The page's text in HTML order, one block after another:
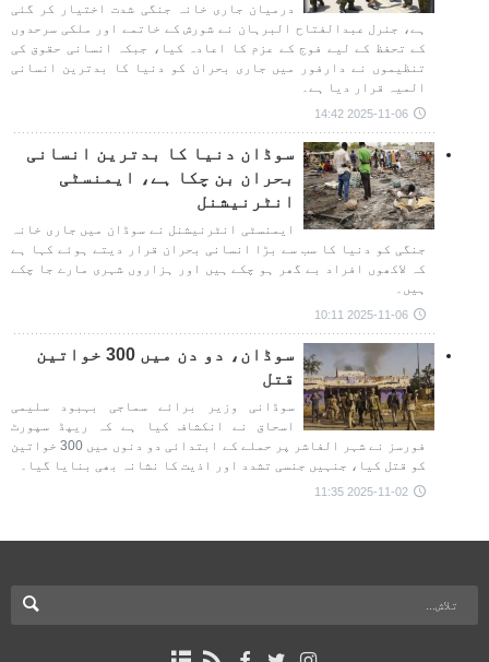
درمیان جاری خانہ جنگی شدت اختیار کر گئی
ہے، جنرل عبدالفتاح البرہان نے شورش کے خاتمے اور ملکی سرحدوں
کے تحفظ کے لیے فوج کے عزم کا اعادہ کیا، جبکہ انسانی حقوق کی
تنظیموں نے دارفور میں جاری بحران کو دنیا کا بدترین انسانی
المیہ قرار دیا ہے۔
2025-11-06 14:42
سوڈان دنیا کا بدترین انسانی
بحران بن چکا ہے، ایمنسٹی
انٹرنیشنل
ایمنسٹی انٹرنیشنل نے سوڈان میں جاری خانہ
جنگی کو دنیا کا سب سے بڑا انسانی بحران قرار دیتے ہوئے کہا ہے
کہ لاکھوں افراد بے گھر ہو چکے ہیں اور ہزاروں شہری مارے جا چکے
ہیں۔
2025-11-06 10:11
سوڈان، دو دن میں 300 خواتین
قتل
سوڈانی وزیر برائے سماجی بہبود سلیمی
اسحاق نے انکشاف کیا ہے کہ ریپڈ سپورٹ
فورسز نے شہر الفاشر پر حملے کے ابتدائی دو دنوں میں 300 خواتین
کو قتل کیا، جنہیں جنسی تشدد اور اذیت کا نشانہ بھی بنایا گیا۔
2025-11-02 11:35